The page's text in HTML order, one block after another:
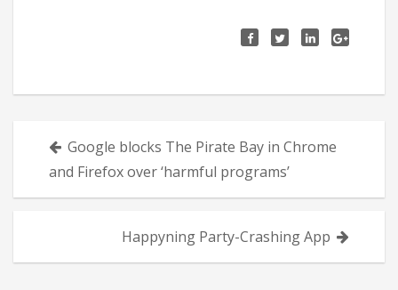
Πλοήγηση
άρθρων
Google blocks The Pirate Bay in Chrome
and Firefox over ‘harmful programs’
Happyning Party-Crashing App